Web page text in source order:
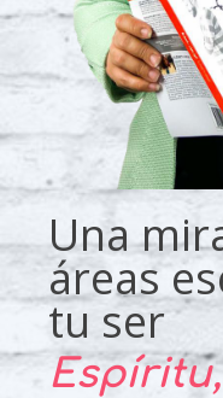
Una
áreas
tu ser